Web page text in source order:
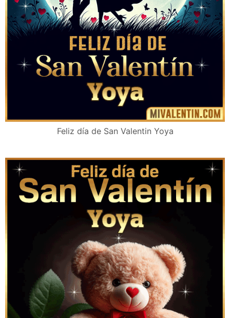
Feliz día de San Valentin Yoya